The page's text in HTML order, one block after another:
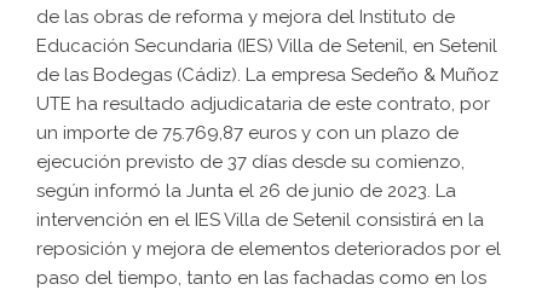
de las obras de reforma y mejora del Instituto de
Educación Secundaria (IES) Villa de Setenil, en Setenil
de las Bodegas (Cádiz). La empresa Sedeño & Muñoz
UTE ha resultado adjudicataria de este contrato, por
un importe de 75.769,87 euros y con un plazo de
ejecución previsto de 37 días desde su comienzo,
según informó la Junta el 26 de junio de 2023. La
intervención en el IES Villa de Setenil consistirá en la
reposición y mejora de elementos deteriorados por el
paso del tiempo, tanto en las fachadas como en los